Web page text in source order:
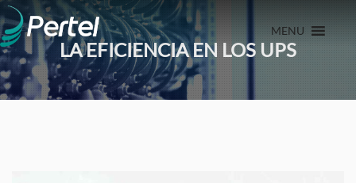
MENU
LA EFICIENCIA EN LOS UPS